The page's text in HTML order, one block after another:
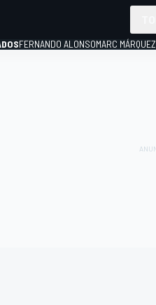
FERNANDO ALONSOMARC MÁRQUEZ